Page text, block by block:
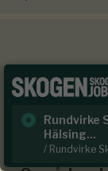
UTGÅNGET
Vida Skog
Rundvirke
Hälsing...
/ Rundvirke